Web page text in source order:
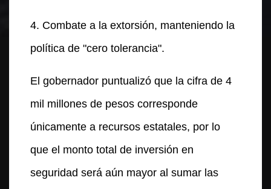
4. Combate a la extorsión, manteniendo la
política de "cero tolerancia".
El gobernador puntualizó que la cifra de 4
mil millones de pesos corresponde
únicamente a recursos estatales, por lo
que el monto total de inversión en
seguridad será aún mayor al sumar las